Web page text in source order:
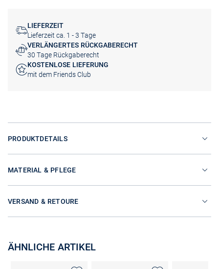
LIEFERZEIT
Lieferzeit ca. 1 - 3 Tage
VERLÄNGERTES RÜCKGABERECHT
30 Tage Rückgaberecht
KOSTENLOSE LIEFERUNG
mit dem Friends Club
PRODUKTDETAILS
MATERIAL & PFLEGE
VERSAND & RETOURE
ÄHNLICHE ARTIKEL